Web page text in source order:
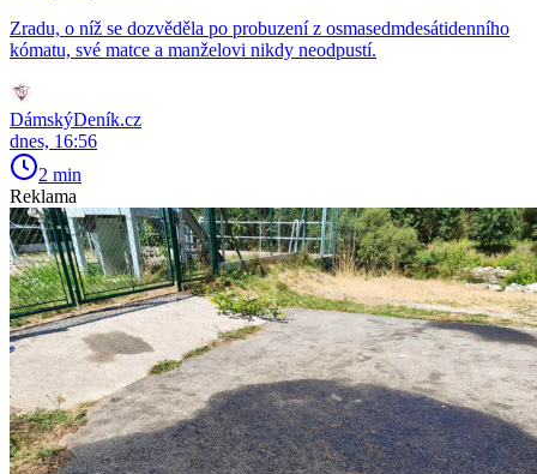
Zradu, o níž se dozvěděla po probuzení z osmasedmdesátidenního
kómatu, své matce a manželovi nikdy neodpustí.
DámskýDeník.cz
dnes, 16:56
2 min
Reklama